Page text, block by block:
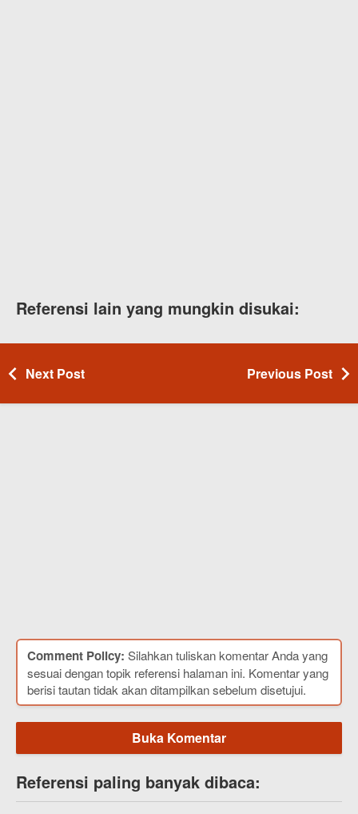
Referensi lain yang mungkin disukai:
Next Post Previous Post
Comment Policy: Silahkan tuliskan komentar Anda yang
sesuai dengan topik referensi halaman ini. Komentar yang
berisi tautan tidak akan ditampilkan sebelum disetujui.
Buka Komentar
Referensi paling banyak dibaca: